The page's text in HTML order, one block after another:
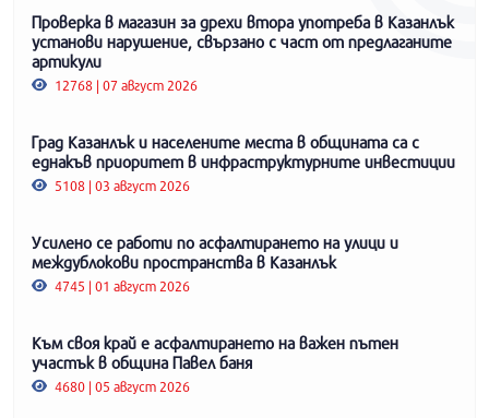
Проверка в магазин за дрехи втора употреба в Казанлък
установи нарушение, свързано с част от предлаганите
артикули
12768 | 07 август 2026
Град Казанлък и населените места в общината са с
еднакъв приоритет в инфраструктурните инвестиции
5108 | 03 август 2026
Усилено се работи по асфалтирането на улици и
междублокови пространства в Казанлък
4745 | 01 август 2026
Към своя край е асфалтирането на важен пътен
участък в община Павел баня
4680 | 05 август 2026